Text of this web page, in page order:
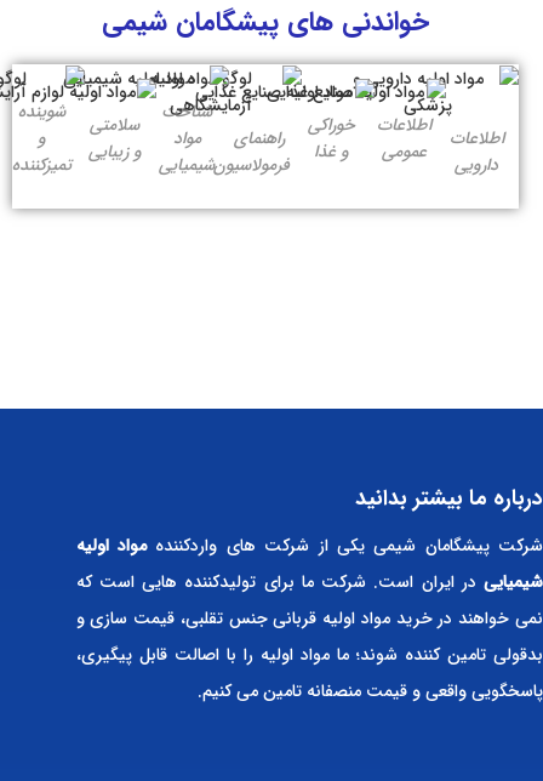
خواندنی های پیشگامان شیمی
اطلاعات
دارویی
اطلاعات
عمومی
خوراکی
و غذا
راهنمای
فرمولاسیون
شناخت
مواد
شیمیایی
سلامتی
و زیبایی
شوینده
و
تمیزکننده
درباره ما بیشتر بدانید
شرکت پیشگامان شیمی یکی از شرکت های واردکنندهمواد اولیه
شیمیایی در ایران است. شرکت ما برای تولیدکننده هایی است که
نمی خواهند در خرید مواد اولیه قربانی جنس تقلبی، قیمت سازی و
بدقولی تامین کننده شوند؛ ما مواد اولیه را با اصالت قابل پیگیری،
پاسخگویی واقعی و قیمت منصفانه تامین می کنیم.